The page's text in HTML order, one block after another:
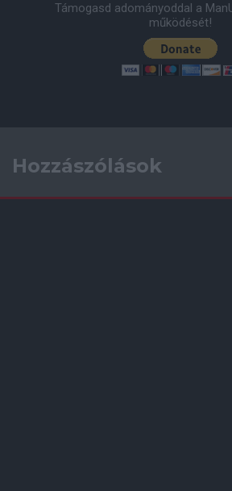
Támogasd adományoddal a
működését!
Hozzászólások